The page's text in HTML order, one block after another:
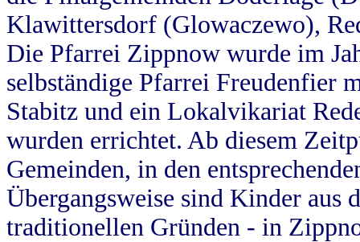
Klawittersdorf (Glowaczewo),
Die Pfarrei Zippnow wurde im
selbständige Pfarrei Freudenfier
Stabitz und ein Lokalvikariat
wurden errichtet. Ab diesem
Gemeinden, in den
Übergangsweise sind Kinder aus
traditionellen Gründen - in